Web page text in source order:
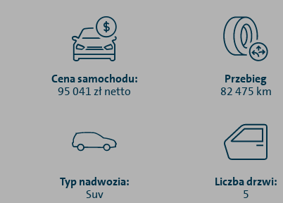
Cena samochodu:
95 041 zł netto
Przebieg
82 475 km
Typ nadwozia:
Suv
Liczba drzwi:
5